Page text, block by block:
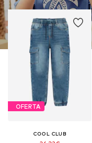
OFERTA
COOL CLUB